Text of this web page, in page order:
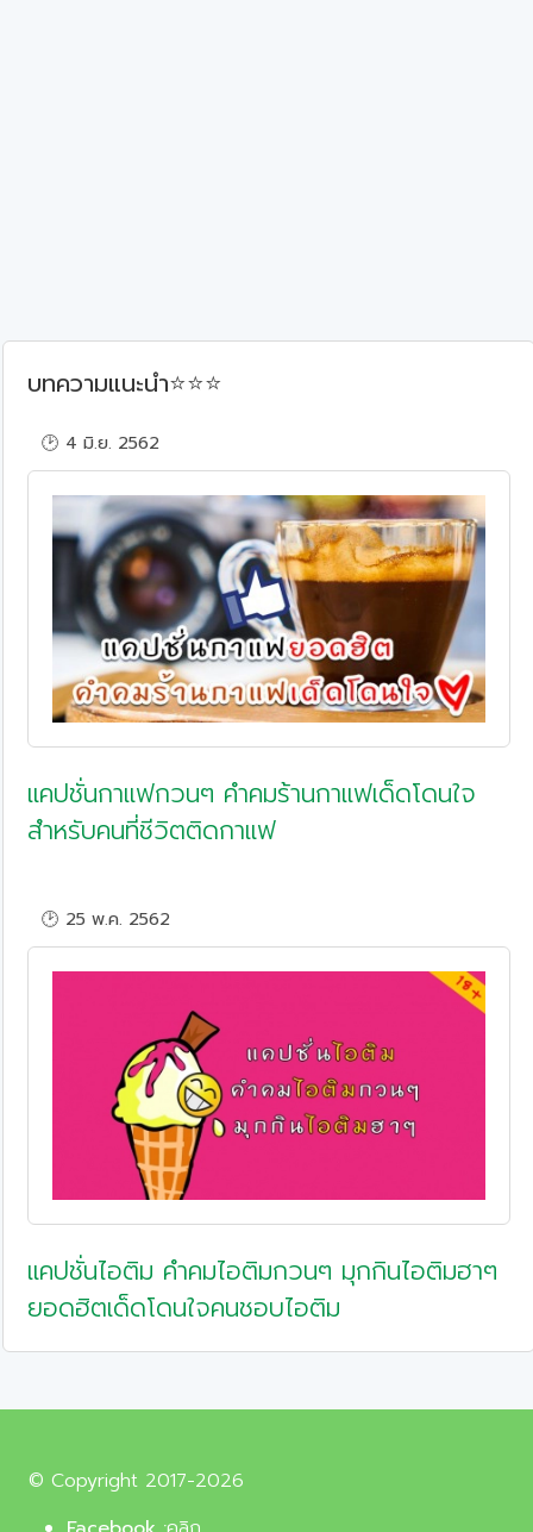
บทความแนะนำ⭐⭐⭐
🕑 4 มิ.ย. 2562
แคปชั่นกาแฟกวนๆ คำคมร้านกาแฟเด็ดโดนใจ
สำหรับคนที่ชีวิตติดกาแฟ
🕑 25 พ.ค. 2562
แคปชั่นไอติม คำคมไอติมกวนๆ มุกกินไอติมฮาๆ
ยอดฮิตเด็ดโดนใจคนชอบไอติม
© Copyright 2017-2026